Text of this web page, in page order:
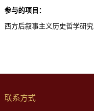
参与的项目：
西方后叙事主义历史哲学研究
联系方式